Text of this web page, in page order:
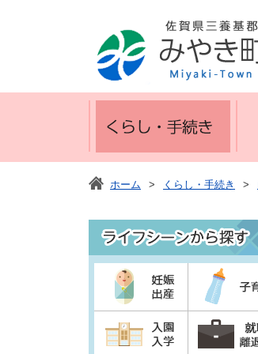
ホーム > くらし・手続き >